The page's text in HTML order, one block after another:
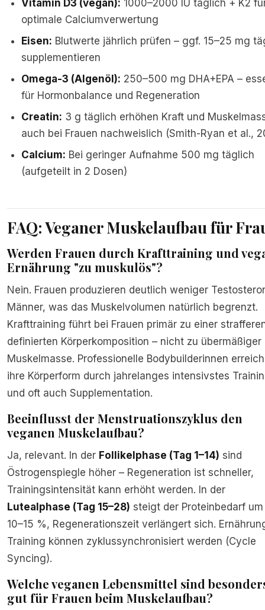
Vitamin D3 (vegan): 1000–2000 IU täglich + K2
optimale Calciumverwertung
Eisen: Blutwerte jährlich prüfen – ggf. 15–25 mg
supplementieren
Omega-3 (Algenöl): 250–500 mg DHA+EPA –
für Hormonbalance und Regeneration
Creatin: 3 g täglich erhöhen Kraft und
auch bei Frauen nachweislich (Smith-Ryan et al.,
Calcium: Bei geringer Aufnahme 500 mg täglich
(aufgeteilt in 2 Dosen)
FAQ: Veganer Muskelaufbau für
Werden Frauen durch Krafttraining und
Ernährung "zu muskulös"?
Nein. Frauen produzieren deutlich weniger
Männer, was das Muskelvolumen natürlich begrenzt.
Krafttraining führt bei Frauen primär zu einer
definierten Körperkomposition – nicht zu übermäßiger
Muskelmasse. Professionelle Bodybuilderinnen
ihre Körperform durch jahrelanges intensivstes
und oft auch Supplementation.
Beeinflusst der Menstruationszyklus den
veganen Muskelaufbau?
Ja, relevant. In der Follikelphase (Tag 1–14) sind
Östrogenspiegle höher – Regeneration ist schneller,
Trainingsintensität kann erhöht werden. In der
Lutealphase (Tag 15–28) steigt der Proteinbedarf
10–15 %, Regenerationszeit verlängert sich.
Training können zyklussynchronisiert werden (Cycle
Syncing).
Welche veganen Lebensmittel sind
gut für Frauen beim Muskelaufbau?